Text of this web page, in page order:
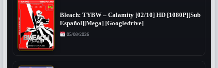
Bleach: TYBW – Calamity [02/10] HD [1080P][Sub
Español][Mega] [Googledrive]
05/08/2026